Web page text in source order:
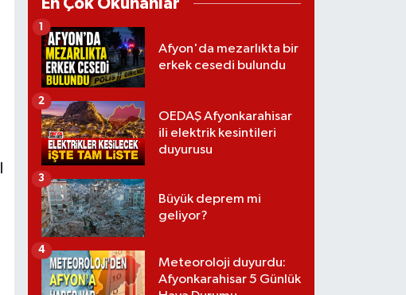
En Çok Okunanlar
Afyon'da mezarlıkta bir
erkek cesedi bulundu
1
OEDAŞ Afyonkarahisar
ili elektrik kesintileri
duyurusu
2
Büyük deprem mi
geliyor?
3
Meteoroloji duyurdu:
Afyonkarahisar 5 Günlük
4